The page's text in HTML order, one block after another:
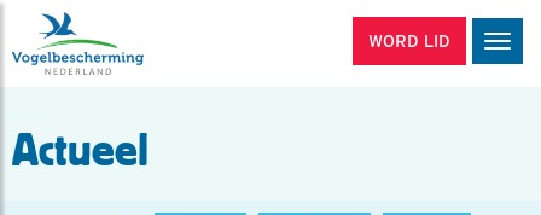
WORD LID
Actueel